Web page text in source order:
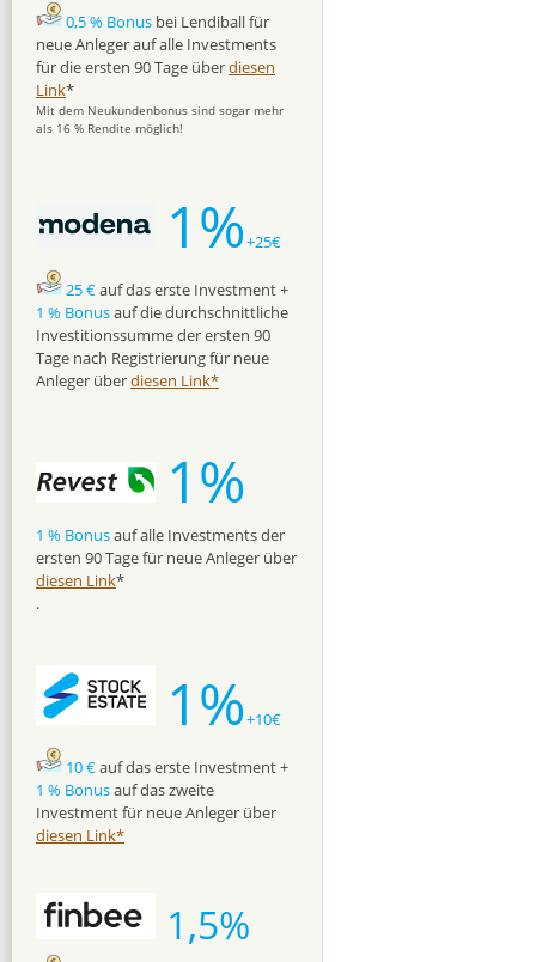
0,5 % Bonus bei Lendiball für
neue Anleger auf alle Investments
für die ersten 90 Tage überdiesen
Link*
Mit dem Neukundenbonus sind sogar mehr
als 16 % Rendite möglich!
1%+25€
25 €auf das erste Investment +
1 % Bonusauf die durchschnittliche
Investitionssumme der ersten 90
Tage nach Registrierung für neue
Anleger überdiesen Link*
1%
1 % Bonusauf alle Investments der
ersten 90 Tage für neue Anleger über
diesen Link*
.
1%+10€
10 €auf das erste Investment +
1 % Bonusauf das zweite
Investment für neue Anleger über
diesen Link*
1,5%